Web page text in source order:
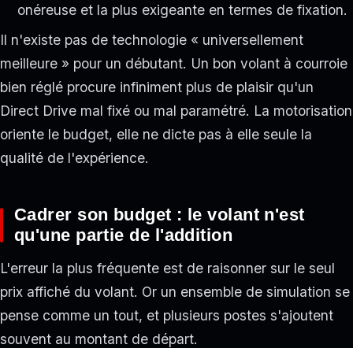
onéreuse et la plus exigeante en termes de fixation.
Il n'existe pas de technologie « universellement
meilleure » pour un débutant. Un bon volant à courroie
bien réglé procure infiniment plus de plaisir qu'un
Direct Drive mal fixé ou mal paramétré. La motorisation
oriente le budget, elle ne dicte pas à elle seule la
qualité de l'expérience.
Cadrer son budget : le volant n'est
qu'une partie de l'addition
L'erreur la plus fréquente est de raisonner sur le seul
prix affiché du volant. Or un ensemble de simulation se
pense comme un tout, et plusieurs postes s'ajoutent
souvent au montant de départ.